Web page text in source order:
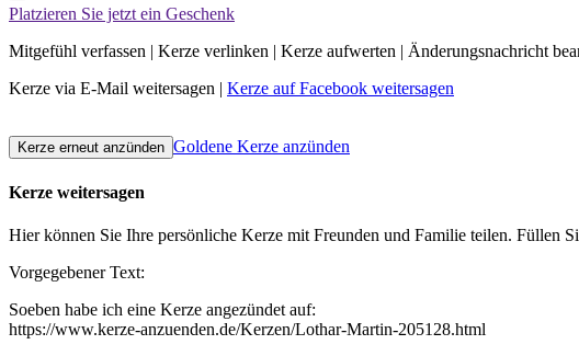
Platzieren Sie jetzt ein Geschenk
Mitgefühl verfassen
Kerze verlinken Kerze aufwerten Änderungsnachricht
Kerze via E-Mail weitersagen
Kerze auf Facebook weitersagen
Goldene Kerze anzünden
Kerze weitersagen
Hier können Sie Ihre persönliche Kerze mit Freunden und Familie teilen. Füllen
Vorgegebener Text:
Soeben habe ich eine Kerze angezündet auf:
https://www.kerze-anzuenden.de/Kerzen/Lothar-Martin-205128.html